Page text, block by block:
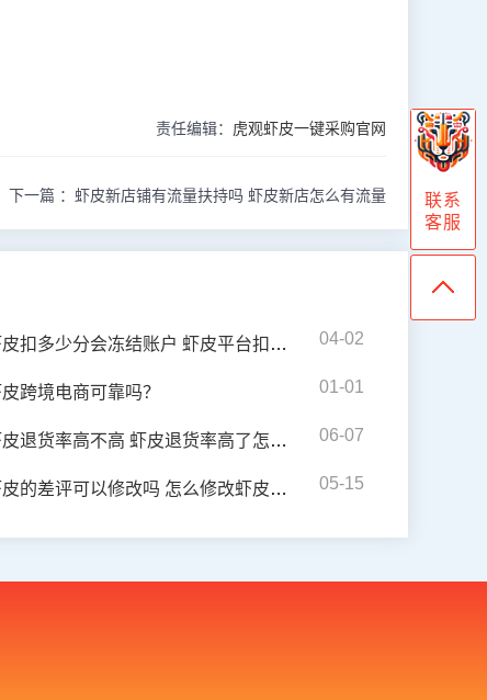
责任编辑： 虎观虾皮一键采购官网
下一篇 ： 虾皮新店铺有流量扶持吗 虾皮新店怎么有流量
扣多少分会冻结账户 虾皮平台扣分会清零吗 04-02
跨境电商可靠吗？ 01-01
退货率高不高 虾皮退货率高了怎么改善 06-07
的差评可以修改吗 怎么修改虾皮差评 05-15
联系
客服